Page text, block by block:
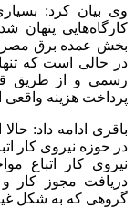
وی بیان کرد:
کارگاه‌هایی پنهان
بخش عمده برق
در حالی است که
رسمی و از طریق
پرداخت هزینه واقعی
باقری ادامه داد:
در حوزه نیروی کار
نیروی کار اتباع
دریافت مجوز کار و
گروهی که به شکل